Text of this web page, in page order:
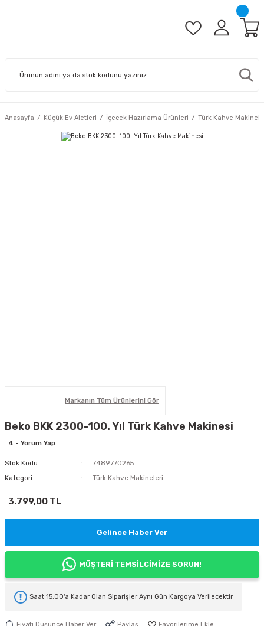
Anasayfa Küçük Ev Aletleri İçecek Hazırlama Ürünleri Türk Kahve
Markanın Tüm Ürünlerini Gör
Beko BKK 2300-100. Yıl Türk Kahve Makinesi
4 - Yorum Yap
Stok Kodu
7489770265
Kategori
Türk Kahve Makineleri
3.799,00 TL
Gelince Haber Ver
MÜŞTERİ TEMSİLCİMİZE SORUN!
Saat 15:00'a Kadar Olan Siparişler Aynı Gün Kargoya Verilecektir